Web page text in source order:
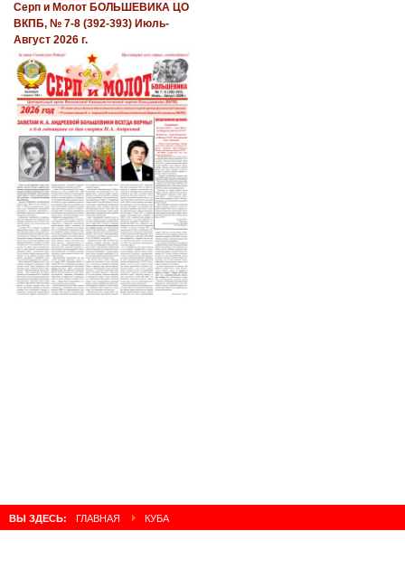
Серп и Молот БОЛЬШЕВИКА ЦО
ВКПБ, № 7-8 (392-393) Июль-
Август 2026 г.
ВЫ ЗДЕСЬ: ГЛАВНАЯ КУБА